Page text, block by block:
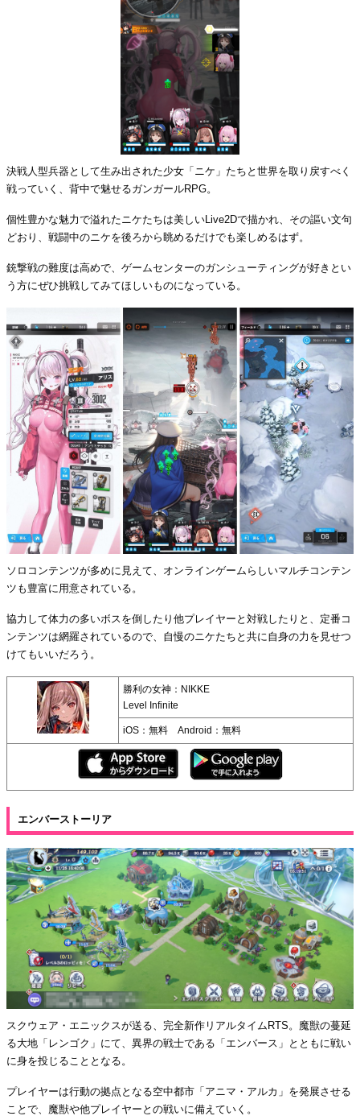
決戦人型兵器として生み出された少女「ニケ」たちと世界を取り戻すべく
戦っていく、背中で魅せるガンガールRPG。
個性豊かな魅力で溢れたニケたちは美しいLive2Dで描かれ、その謳い文句
どおり、戦闘中のニケを後ろから眺めるだけでも楽しめるはず。
銃撃戦の難度は高めで、ゲームセンターのガンシューティングが好きとい
う方にぜひ挑戦してみてほしいものになっている。
ソロコンテンツが多めに見えて、オンラインゲームらしいマルチコンテン
ツも豊富に用意されている。
協力して体力の多いボスを倒したり他プレイヤーと対戦したりと、定番コ
ンテンツは網羅されているので、自慢のニケたちと共に自身の力を見せつ
けてもいいだろう。
勝利の女神：NIKKE
Level Infinite
iOS：無料 Android：無料
エンバーストーリア
スクウェア・エニックスが送る、完全新作リアルタイムRTS。魔獣の蔓延
る大地「レンゴク」にて、異界の戦士である「エンバース」とともに戦い
に身を投じることとなる。
プレイヤーは行動の拠点となる空中都市「アニマ・アルカ」を発展させる
ことで、魔獣や他プレイヤーとの戦いに備えていく。